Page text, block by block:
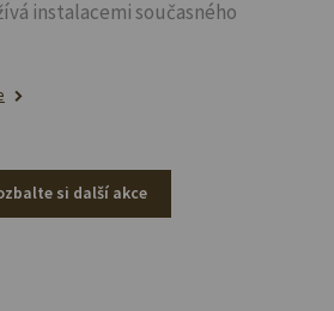
instalacemi současného
si další akce